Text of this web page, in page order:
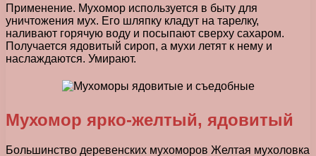
Применение. Мухомор используется в быту для
уничтожения мух. Его шляпку кладут на тарелку,
наливают горячую воду и посыпают сверху сахаром.
Получается ядовитый сироп, а мухи летят к нему и
наслаждаются. Умирают.
Мухомор ярко-желтый, ядовитый
Большинство деревенских мухоморов Желтая мухоловка